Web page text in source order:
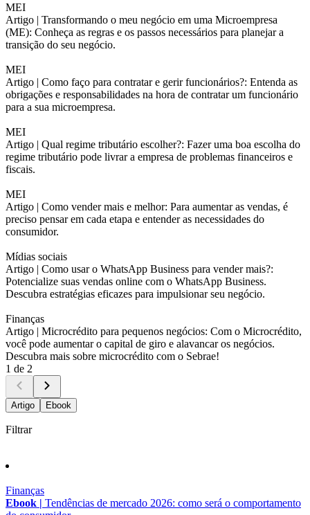
MEI
Artigo | Transformando o meu negócio em uma Microempresa
(ME): Conheça as regras e os passos necessários para planejar a
transição do seu negócio.
MEI
Artigo | Como faço para contratar e gerir funcionários?: Entenda as
obrigações e responsabilidades na hora de contratar um funcionário
para a sua microempresa.
MEI
Artigo | Qual regime tributário escolher?: Fazer uma boa escolha do
regime tributário pode livrar a empresa de problemas financeiros e
fiscais.
MEI
Artigo | Como vender mais e melhor: Para aumentar as vendas, é
preciso pensar em cada etapa e entender as necessidades do
consumidor.
Mídias sociais
Artigo | Como usar o WhatsApp Business para vender mais?:
Potencialize suas vendas online com o WhatsApp Business.
Descubra estratégias eficazes para impulsionar seu negócio.
Finanças
Artigo | Microcrédito para pequenos negócios: Com o Microcrédito,
você pode aumentar o capital de giro e alavancar os negócios.
Descubra mais sobre microcrédito com o Sebrae!
1 de 2
Artigo Ebook
Filtrar
Finanças
Ebook | Tendências de mercado 2026: como será o comportamento